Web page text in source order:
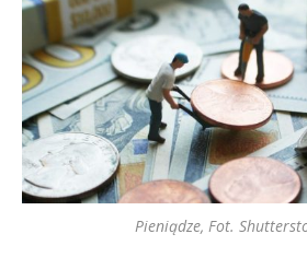
Pieniądze, Fot.